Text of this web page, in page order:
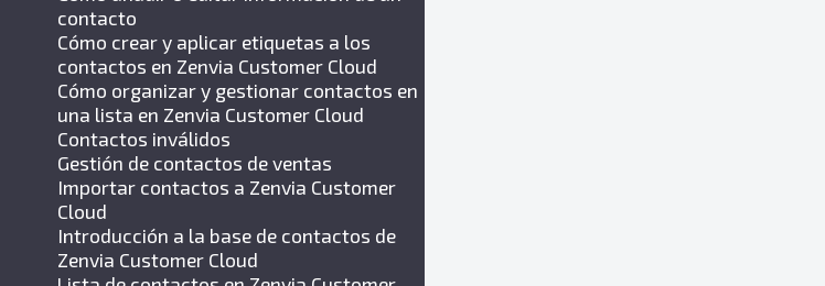
contacto
Cómo crear y aplicar etiquetas a los
contactos en Zenvia Customer Cloud
Cómo organizar y gestionar contactos en
una lista en Zenvia Customer Cloud
Contactos inválidos
Gestión de contactos de ventas
Importar contactos a Zenvia Customer
Cloud
Introducción a la base de contactos de
Zenvia Customer Cloud